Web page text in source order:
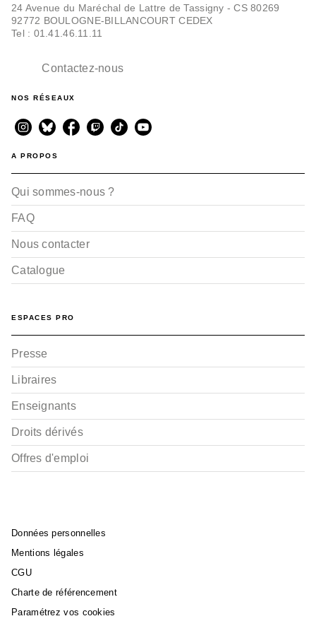
24 Avenue du Maréchal de Lattre de Tassigny - CS 80269
92772 BOULOGNE-BILLANCOURT CEDEX
Tel : 01.41.46.11.11
Contactez-nous
NOS RÉSEAUX
A PROPOS
Qui sommes-nous ?
FAQ
Nous contacter
Catalogue
ESPACES PRO
Presse
Libraires
Enseignants
Droits dérivés
Offres d'emploi
Données personnelles
Mentions légales
CGU
Charte de référencement
Paramétrez vos cookies